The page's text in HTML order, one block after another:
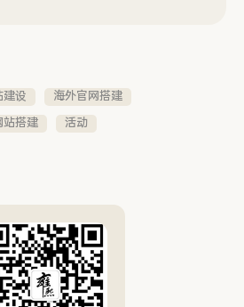
建设
海外官网搭建
站搭建 活动